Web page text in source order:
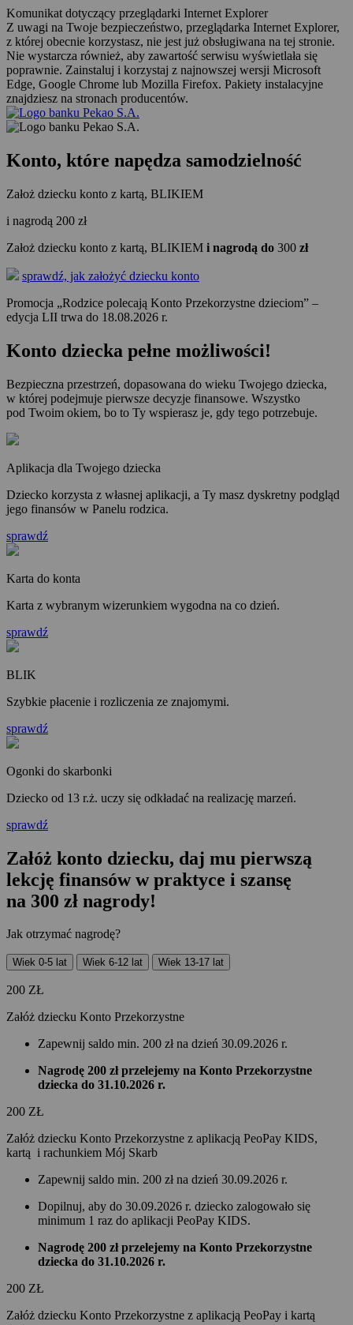
Komunikat dotyczący przeglądarki Internet Explorer
Z uwagi na Twoje bezpieczeństwo, przeglądarka Internet Explorer,
z której obecnie korzystasz, nie jest już obsługiwana na tej stronie.
Nie wystarcza również, aby zawartość serwisu wyświetlała się
poprawnie. Zainstaluj i korzystaj z najnowszej wersji Microsoft
Edge, Google Chrome lub Mozilla Firefox. Pakiety instalacyjne
znajdziesz na stronach producentów.
Konto, które napędza samodzielność
Założ dziecku konto z kartą, BLIKIEM
i nagrodą 200 zł
Założ dziecku konto z kartą, BLIKIEM i nagrodą do 300 zł
sprawdź, jak założyć dziecku konto
Promocja „Rodzice polecają Konto Przekorzystne dzieciom” –
edycja LII trwa do 18.08.2026 r.
Konto dziecka pełne możliwości!
Bezpieczna przestrzeń, dopasowana do wieku Twojego dziecka,
w której podejmuje pierwsze decyzje finansowe. Wszystko
pod Twoim okiem, bo to Ty wspierasz je, gdy tego potrzebuje.
Aplikacja dla Twojego dziecka
Dziecko korzysta z własnej aplikacji, a Ty masz dyskretny podgląd
jego finansów w Panelu rodzica.
sprawdź
Karta do konta
Karta z wybranym wizerunkiem wygodna na co dzień.
sprawdź
BLIK
Szybkie płacenie i rozliczenia ze znajomymi.
sprawdź
Ogonki do skarbonki
Dziecko od 13 r.ż. uczy się odkładać na realizację marzeń.
sprawdź
Załóż konto dziecku, daj mu pierwszą
lekcję finansów w praktyce i szansę
na 300 zł nagrody!
Jak otrzymać nagrodę?
Wiek 0-5 lat Wiek 6-12 lat Wiek 13-17 lat
200 ZŁ
Załóż dziecku Konto Przekorzystne
Zapewnij saldo min. 200 zł na dzień 30.09.2026 r.
Nagrodę 200 zł przelejemy na Konto Przekorzystne
dziecka do 31.10.2026 r.
200 ZŁ
Załóż dziecku Konto Przekorzystne z aplikacją PeoPay KIDS,
kartą i rachunkiem Mój Skarb
Zapewnij saldo min. 200 zł na dzień 30.09.2026 r.
Dopilnuj, aby do 30.09.2026 r. dziecko zalogowało się
minimum 1 raz do aplikacji PeoPay KIDS.
Nagrodę 200 zł przelejemy na Konto Przekorzystne
dziecka do 31.10.2026 r.
200 ZŁ
Załóż dziecku Konto Przekorzystne z aplikacją PeoPay i kartą